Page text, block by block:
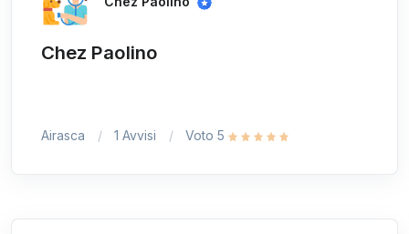
Chez Paolino
Airasca 1 Avvisi Voto 5